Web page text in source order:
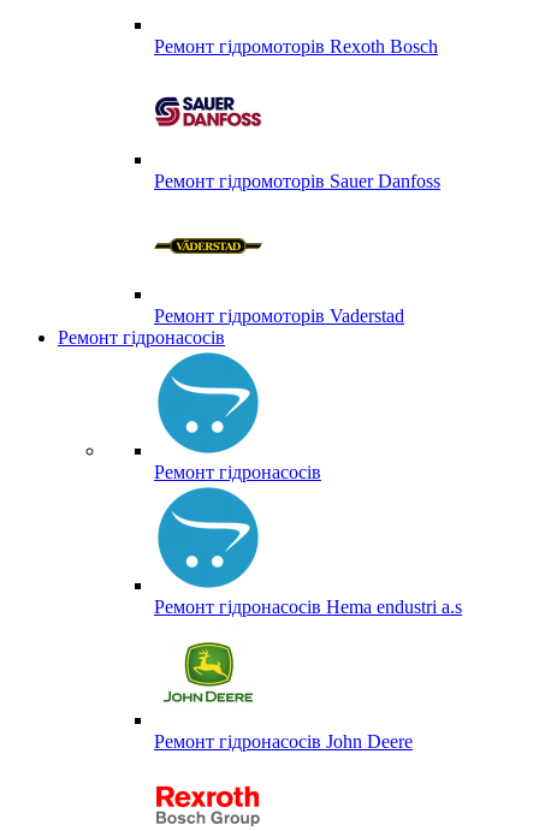
Ремонт гідромоторів Rexoth Bosch
Ремонт гідромоторів Sauer Danfoss
Ремонт гідромоторів Vaderstad
Ремонт гідронасосів
Ремонт гідронасосів
Ремонт гідронасосів Hema endustri a.s
Ремонт гідронасосів John Deere